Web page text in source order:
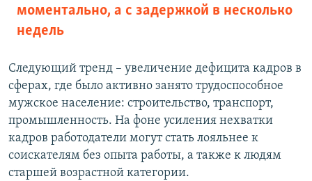
моментально, а с задержкой в несколько
недель
Следующий тренд – увеличение дефицита кадров в
сферах, где было активно занято трудоспособное
мужское население: строительство, транспорт,
промышленность. На фоне усиления нехватки
кадров работодатели могут стать лояльнее к
соискателям без опыта работы, а также к людям
старшей возрастной категории.